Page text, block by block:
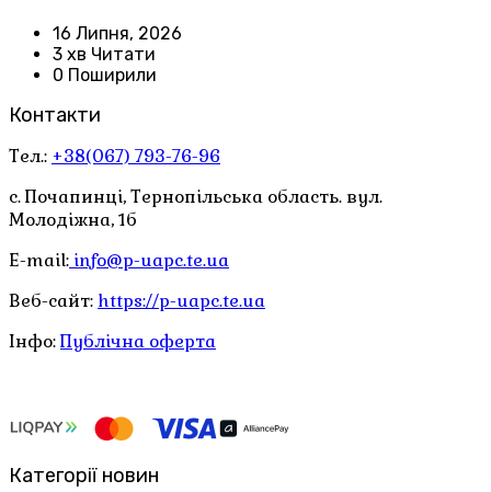
16 Липня, 2026
3 хв Читати
0 Поширили
Контакти
Тел.: +38(067) 793-76-96
с. Почапинці, Тернопільська область. вул.
Молодіжна, 1б
E-mail: info@p-uapc.te.ua
Веб-сайт: https://p-uapc.te.ua
Інфо:Публічна оферта
Категорії новин